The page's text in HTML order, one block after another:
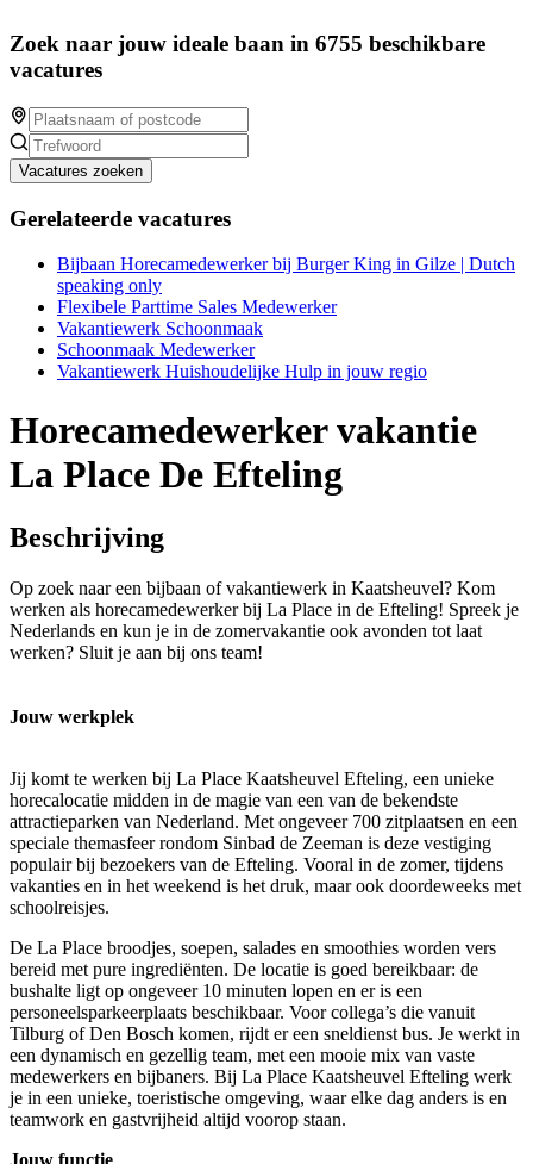
Zoek naar jouw ideale baan in 6755 beschikbare
vacatures
Vacatures zoeken
Gerelateerde vacatures
Bijbaan Horecamedewerker bij Burger King in Gilze | Dutch
speaking only
Flexibele Parttime Sales Medewerker
Vakantiewerk Schoonmaak
Schoonmaak Medewerker
Vakantiewerk Huishoudelijke Hulp in jouw regio
Horecamedewerker vakantie
La Place De Efteling
Beschrijving
Op zoek naar een bijbaan of vakantiewerk in Kaatsheuvel? Kom
werken als horecamedewerker bij La Place in de Efteling! Spreek je
Nederlands en kun je in de zomervakantie ook avonden tot laat
werken? Sluit je aan bij ons team!
Jouw werkplek
Jij komt te werken bij La Place Kaatsheuvel Efteling, een unieke
horecalocatie midden in de magie van een van de bekendste
attractieparken van Nederland. Met ongeveer 700 zitplaatsen en een
speciale themasfeer rondom Sinbad de Zeeman is deze vestiging
populair bij bezoekers van de Efteling. Vooral in de zomer, tijdens
vakanties en in het weekend is het druk, maar ook doordeweeks met
schoolreisjes.
De La Place broodjes, soepen, salades en smoothies worden vers
bereid met pure ingrediënten. De locatie is goed bereikbaar: de
bushalte ligt op ongeveer 10 minuten lopen en er is een
personeelsparkeerplaats beschikbaar. Voor collega’s die vanuit
Tilburg of Den Bosch komen, rijdt er een sneldienst bus. Je werkt in
een dynamisch en gezellig team, met een mooie mix van vaste
medewerkers en bijbaners. Bij La Place Kaatsheuvel Efteling werk
je in een unieke, toeristische omgeving, waar elke dag anders is en
teamwork en gastvrijheid altijd voorop staan.